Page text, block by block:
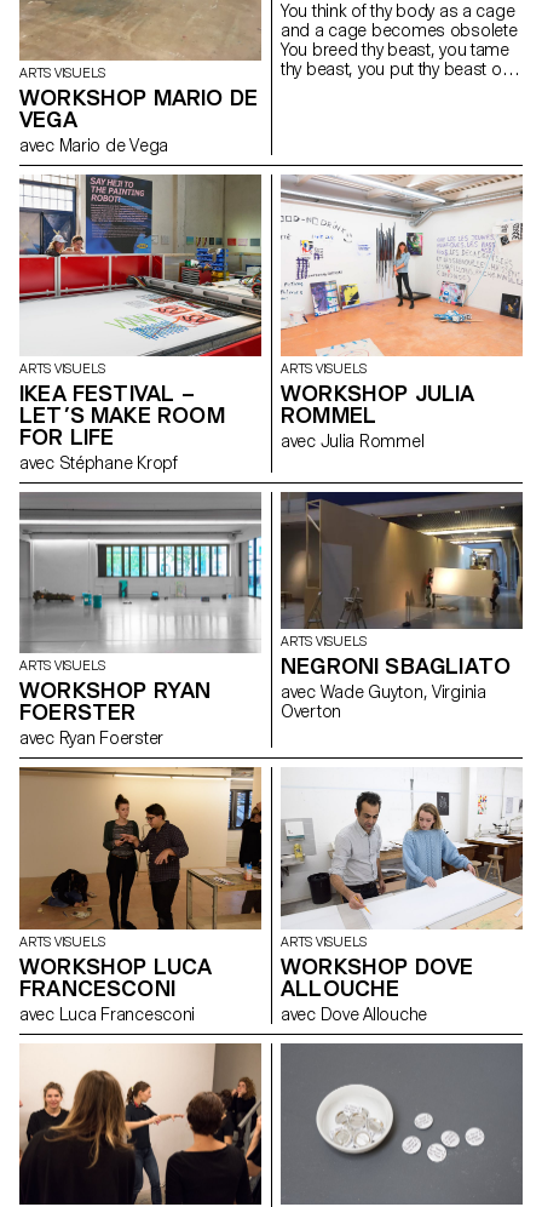
ARTS VISUELS
WORKSHOP MARIO DE
VEGA
avec Mario de Vega
You think of thy body as a cage
and a cage becomes obsolete
You breed thy beast, you tame
thy beast, you put thy beast on
trap thy beast inside Thy body a
cage, the cage obsolete, thy
beast be trapped inside
ARTS VISUELS
IKEA FESTIVAL –
LET’S MAKE ROOM
FOR LIFE
avec Stéphane Kropf
ARTS VISUELS
WORKSHOP JULIA
ROMMEL
avec Julia Rommel
ARTS VISUELS
WORKSHOP RYAN
FOERSTER
avec Ryan Foerster
ARTS VISUELS
NEGRONI SBAGLIATO
avec Wade Guyton, Virginia
Overton
ARTS VISUELS
WORKSHOP LUCA
FRANCESCONI
avec Luca Francesconi
ARTS VISUELS
WORKSHOP DOVE
ALLOUCHE
avec Dove Allouche